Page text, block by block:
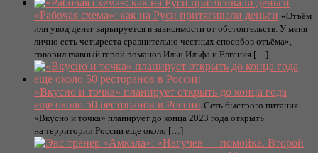
«Рабочая схема»: как на Руси притягивали деньги «Отъём
или увод денег варьируется в зависимости от обстоятельств. У меня
лично есть четыреста сравнительно честных способов отъёма», —
говорил главный герой романов Ильи Ильфа и Евгения […]
«Вкусно и точка» планирует открыть до конца года
еще около 50 ресторанов в России Сеть быстрого питания
«Вкусно и точка» планирует до конца 2023 года открыть
на территории России еще около […]